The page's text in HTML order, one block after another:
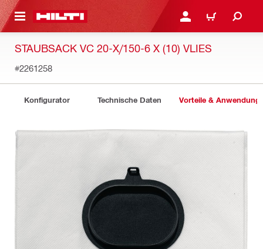
ANMELDEN ODER
WARENKORB
STAUBSACK VC 20-X/150-6 X (10) VLIES
#2261258
Konfigurator Technische Daten Vorteile &